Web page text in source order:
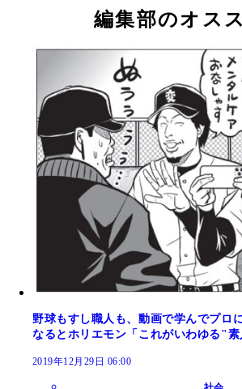
編集部のオス
野球もすし職人も、動画で学んでプロ
なるとホリエモン「これがいわゆる"素
2019年12月29日 06:00